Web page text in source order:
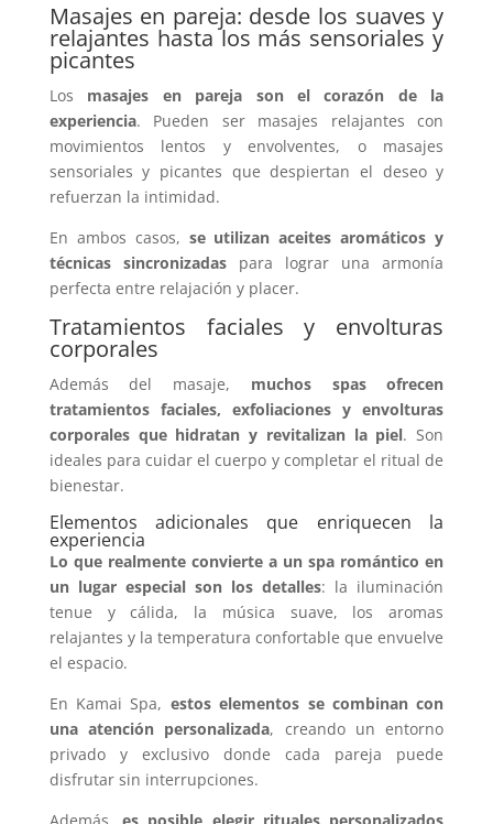
Masajes en pareja: desde los suaves y
relajantes hasta los más sensoriales y
picantes
Los masajes en pareja son el corazón de la
experiencia. Pueden ser masajes relajantes con
movimientos lentos y envolventes, o masajes
sensoriales y picantes que despiertan el deseo y
refuerzan la intimidad.
En ambos casos, se utilizan aceites aromáticos y
técnicas sincronizadaspara lograr una armonía
perfecta entre relajación y placer.
Tratamientos faciales y envolturas
corporales
Además del masaje, muchos spas ofrecen
tratamientos faciales, exfoliaciones y envolturas
corporales que hidratan y revitalizan la piel. Son
ideales para cuidar el cuerpo y completar el ritual de
bienestar.
Elementos adicionales que enriquecen la
experiencia
Lo que realmente convierte a un spa romántico en
un lugar especial son los detalles: la iluminación
tenue y cálida, la música suave, los aromas
relajantes y la temperatura confortable que envuelve
el espacio.
En Kamai Spa, estos elementos se combinan con
una atención personalizada, creando un entorno
privado y exclusivo donde cada pareja puede
disfrutar sin interrupciones.